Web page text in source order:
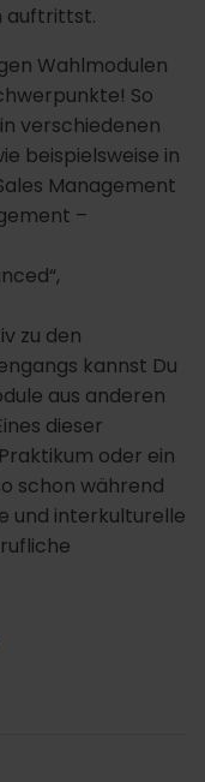
auftrittst.
Wahlmodulen
So
verschiedenen
beispielsweise in
Management
–
zu den
kannst Du
aus anderen
dieser
oder ein
schon während
und interkulturelle